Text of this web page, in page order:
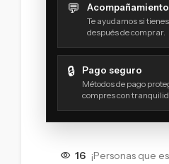
💬 Acompañamiento
Te ayudamos si
después de comprar.
🔒 Pago seguro
Métodos de pago
compres con
16 ¡Personas que